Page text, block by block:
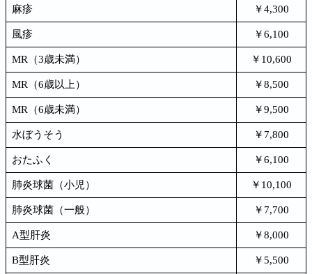
麻疹 ￥4,300
風疹 ￥6,100
MR（3歳未満） ￥10,600
MR（6歳以上） ￥8,500
MR（6歳未満） ￥9,500
水ぼうそう ￥7,800
おたふく ￥6,100
肺炎球菌（小児） ￥10,100
肺炎球菌（一般） ￥7,700
A型肝炎 ￥8,000
B型肝炎 ￥5,500